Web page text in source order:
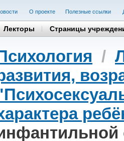
О проекте Полезные cсылки
Лекторы Страницы
/